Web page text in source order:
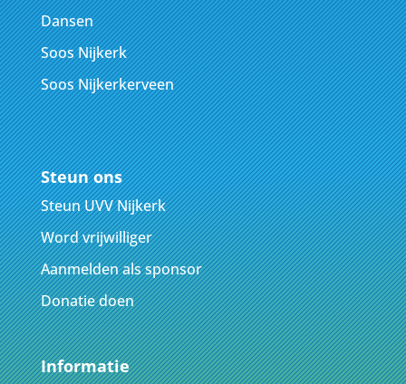
Dansen
Soos Nijkerk
Soos Nijkerkerveen
Steun ons
Steun UVV Nijkerk
Word vrijwilliger
Aanmelden als sponsor
Donatie doen
Informatie